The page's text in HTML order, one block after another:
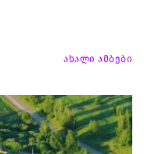
ახალი ამბები